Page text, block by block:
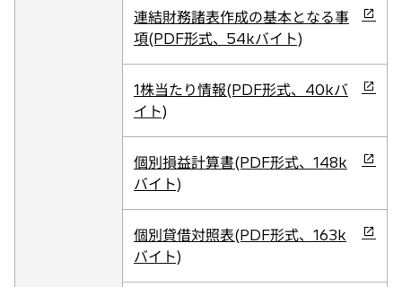
く
タ
ブ
で
く
連結財務諸表作成の基本となる事
項(PDF形式、54kバイト)
新
し
い
タ
ブ
で
く
1株当たり情報(PDF形式、40kバ
イト)
新
し
い
タ
ブ
で
く
個別損益計算書(PDF形式、148k
バイト)
新
し
い
タ
ブ
で
個別貸借対照表(PDF形式、163k
バイト)
新
し
い